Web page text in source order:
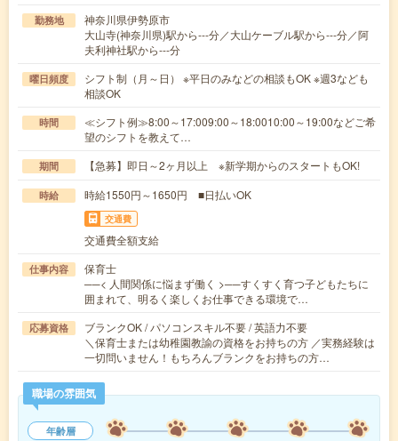
勤務地
神奈川県伊勢原市
大山寺(神奈川県)駅から---分／大山ケーブル駅から---分／阿
夫利神社駅から---分
曜日頻度
シフト制（月～日） ※平日のみなどの相談もOK ※週3なども
相談OK
時間
≪シフト例≫8:00～17:009:00～18:0010:00～19:00などご希
望のシフトを教えて…
期間 【急募】即日～2ヶ月以上 ※新学期からのスタートもOK!
時給 時給1550円～1650円 ■日払いOK
交通費
交通費全額支給
仕事内容
保育士
──< 人間関係に悩まず働く >──すくすく育つ子どもたちに
囲まれて、明るく楽しくお仕事できる環境で…
応募資格
ブランクOK / パソコンスキル不要 / 英語力不要
＼保育士または幼稚園教諭の資格をお持ちの方 ／実務経験は
一切問いません！もちろんブランクをお持ちの方…
職場の雰囲気
年齢層